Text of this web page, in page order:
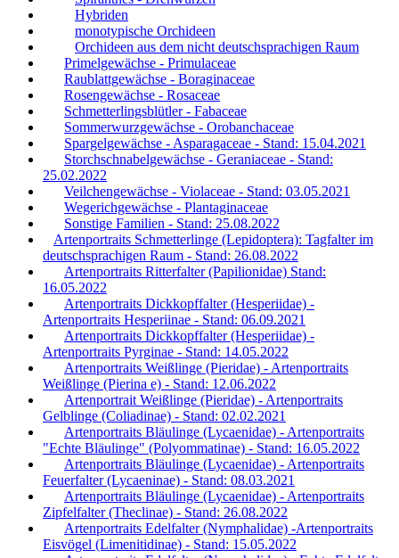
Hybriden
monotypische Orchideen
Orchideen aus dem nicht deutschsprachigen Raum
Primelgewächse - Primulaceae
Raublattgewächse - Boraginaceae
Rosengewächse - Rosaceae
Schmetterlingsblütler - Fabaceae
Sommerwurzgewächse - Orobanchaceae
Spargelgewächse - Asparagaceae - Stand: 15.04.2021
Storchschnabelgewächse - Geraniaceae - Stand:
25.02.2022
Veilchengewächse - Violaceae - Stand: 03.05.2021
Wegerichgewächse - Plantaginaceae
Sonstige Familien - Stand: 25.08.2022
Artenportraits Schmetterlinge (Lepidoptera): Tagfalter im
deutschsprachigen Raum - Stand: 26.08.2022
Artenportraits Ritterfalter (Papilionidae) Stand:
16.05.2022
Artenportraits Dickkopffalter (Hesperiidae) -
Artenportraits Hesperiinae - Stand: 06.09.2021
Artenportraits Dickkopffalter (Hesperiidae) -
Artenportraits Pyrginae - Stand: 14.05.2022
Artenportraits Weißlinge (Pieridae) - Artenportraits
Weißlinge (Pierina e) - Stand: 12.06.2022
Artenportrait Weißlinge (Pieridae) - Artenportraits
Gelblinge (Coliadinae) - Stand: 02.02.2021
Artenportraits Bläulinge (Lycaenidae) - Artenportraits
"Echte Bläulinge" (Polyommatinae) - Stand: 16.05.2022
Artenportraits Bläulinge (Lycaenidae) - Artenportraits
Feuerfalter (Lycaeninae) - Stand: 08.03.2021
Artenportraits Bläulinge (Lycaenidae) - Artenportraits
Zipfelfalter (Theclinae) - Stand: 26.08.2022
Artenportraits Edelfalter (Nymphalidae) -Artenportraits
Eisvögel (Limenitidinae) - Stand: 15.05.2022